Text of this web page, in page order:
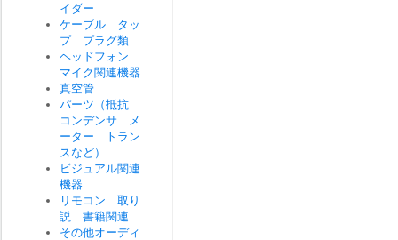
イダー
ケーブル タッ
プ プラグ類
ヘッドフォン
マイク関連機器
真空管
パーツ（抵抗
コンデンサ メ
ーター トラン
スなど）
ビジュアル関連
機器
リモコン 取り
説 書籍関連
その他オーディ